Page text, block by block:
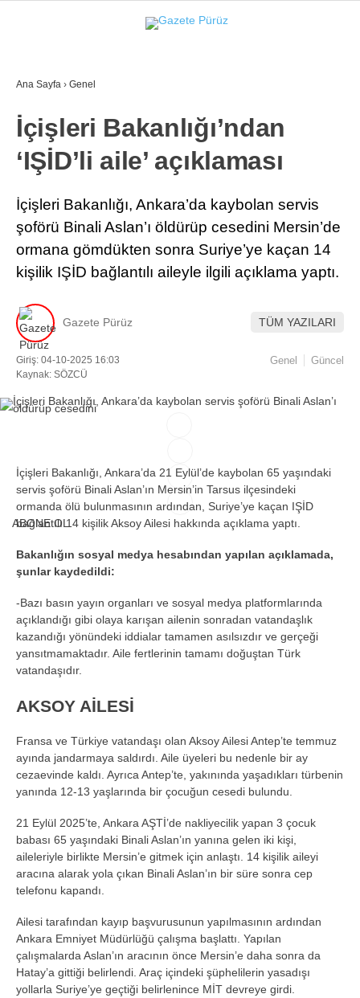
WhatsApp İhbar Hattı
Facebook
Instagram
Youtube
TikTok
YEREL YÖNETIMLER
GÜNCEL
EKONOMI
POLITIKA
SPOR
DIĞER
Ana Sayfa › Genel
İçişleri Bakanlığı’ndan
‘IŞİD’li aile’ açıklaması
İçişleri Bakanlığı, Ankara’da kaybolan servis
şoförü Binali Aslan’ı öldürüp cesedini Mersin’de
ormana gömdükten sonra Suriye’ye kaçan 14
kişilik IŞİD bağlantılı aileyle ilgili açıklama yaptı.
Gazete Pürüz TÜM YAZILARI
Giriş: 04-10-2025 16:03
Kaynak: SÖZCÜ
Genel Güncel
ABONE OL
İçişleri Bakanlığı, Ankara’da 21 Eylül’de kaybolan 65 yaşındaki
servis şoförü Binali Aslan’ın Mersin’in Tarsus ilçesindeki
ormanda ölü bulunmasının ardından, Suriye’ye kaçan IŞİD
bağlantılı 14 kişilik Aksoy Ailesi hakkında açıklama yaptı.
Bakanlığın sosyal medya hesabından yapılan açıklamada,
şunlar kaydedildi:
-Bazı basın yayın organları ve sosyal medya platformlarında
açıklandığı gibi olaya karışan ailenin sonradan vatandaşlık
kazandığı yönündeki iddialar tamamen asılsızdır ve gerçeği
yansıtmamaktadır. Aile fertlerinin tamamı doğuştan Türk
vatandaşıdır.
AKSOY AİLESİ
Fransa ve Türkiye vatandaşı olan Aksoy Ailesi Antep’te temmuz
ayında jandarmaya saldırdı. Aile üyeleri bu nedenle bir ay
cezaevinde kaldı. Ayrıca Antep’te, yakınında yaşadıkları türbenin
yanında 12-13 yaşlarında bir çocuğun cesedi bulundu.
21 Eylül 2025’te, Ankara AŞTİ’de nakliyecilik yapan 3 çocuk
babası 65 yaşındaki Binali Aslan’ın yanına gelen iki kişi,
aileleriyle birlikte Mersin’e gitmek için anlaştı. 14 kişilik aileyi
aracına alarak yola çıkan Binali Aslan’ın bir süre sonra cep
telefonu kapandı.
Ailesi tarafından kayıp başvurusunun yapılmasının ardından
Ankara Emniyet Müdürlüğü çalışma başlattı. Yapılan
çalışmalarda Aslan’ın aracının önce Mersin’e daha sonra da
Hatay’a gittiği belirlendi. Araç içindeki şüphelilerin yasadışı
yollarla Suriye’ye geçtiği belirlenince MİT devreye girdi.